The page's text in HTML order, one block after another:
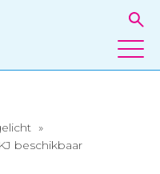
»
beschikbaar